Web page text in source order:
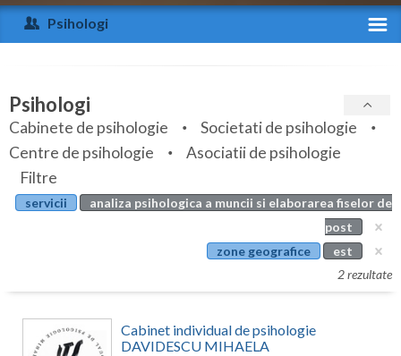
Arad
Arges
Bihor
Bistrita-Nasaud
Botosani
Bucuresti
Buzau
Psihologi
Specialitati
Servicii
Articole
Evenimente
Psihologi
Cabinete de psihologie
Societati de psihologie
Centre de psihologie
Asociatii de psihologie
Filtre
servicii
analiza psihologica a muncii si elaborarea fiselor de
post
zone geografice
est
2 rezultate
Cabinet individual de psihologie
DAVIDESCU MIHAELA